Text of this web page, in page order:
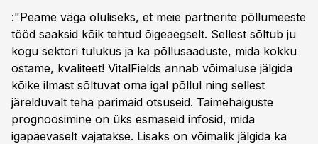
:"Peame väga oluliseks, et meie partnerite põllumeeste
tööd saaksid kõik tehtud õigeaegselt. Sellest sõltub ju
kogu sektori tulukus ja ka põllusaaduste, mida kokku
ostame, kvaliteet! VitalFields annab võimaluse jälgida
kõike ilmast sõltuvat oma igal põllul ning sellest
järelduvalt teha parimaid otsuseid. Taimehaiguste
prognoosimine on üks esmaseid infosid, mida
igapäevaselt vajatakse. Lisaks on võimalik jälgida ka